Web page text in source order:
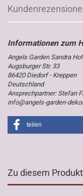
Angels Garden Sandra
Augsburger Str. 33
86420 Diedorf - Kreppen
Deutschland
Ansprechpartner: Stefan
info@angels-garden-
teilen
Zu diesem